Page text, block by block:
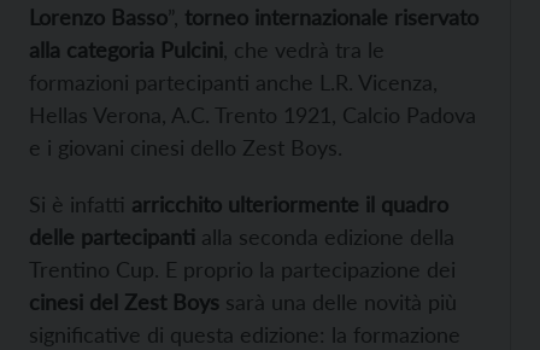
Lorenzo Basso”, torneo internazionale riservato
alla categoria Pulcini , che vedrà tra le
formazioni partecipanti anche L.R. Vicenza,
Hellas Verona, A.C. Trento 1921, Calcio Padova
e i giovani cinesi dello Zest Boys.
Si è infatti arricchito ulteriormente il quadro
delle partecipanti alla seconda edizione della
Trentino Cup. E proprio la partecipazione dei
cinesi del Zest Boys sarà una delle novità più
significative di questa edizione: la formazione